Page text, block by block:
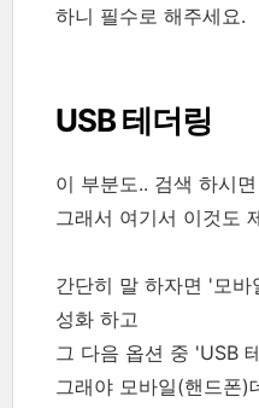
하니 필수로 해주세요.
USB 테더링
이 부분도.. 검색 하시
그래서 여기서 이것도
간단히 말 하자면 '모
성화 하고
그 다음 옵션 중 'USB
그래야 모바일(핸드폰)